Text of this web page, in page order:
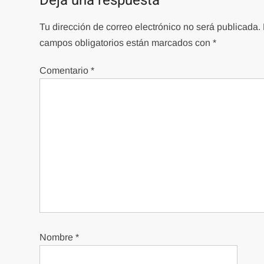
Tu dirección de correo electrónico no será publicada.
campos obligatorios están marcados con*
Comentario*
Nombre*